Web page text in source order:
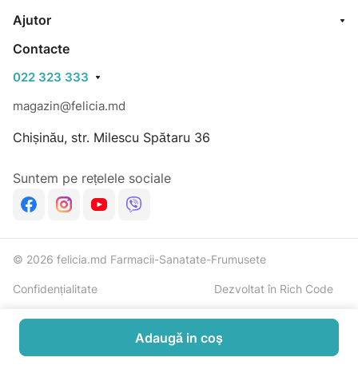
Ajutor
Contacte
022 323 333
magazin@felicia.md
Chișinău, str. Milescu Spătaru 36
Suntem pe rețelele sociale
© 2026 felicia.md Farmacii-Sanatate-Frumusete
Confidențialitate Dezvoltat în Rich Code
Adaugă in coş